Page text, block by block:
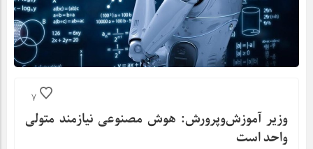
7
وزیر آموزش‌وپرورش: هوش مصنوعی نیازمند متولی
واحد است